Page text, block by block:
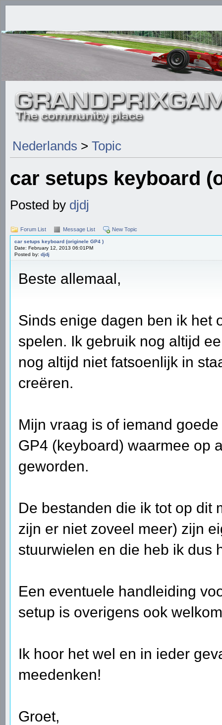
Nederlands > Topic
car setups keyboard
Posted by djdj
Forum List Message List New Topic
car setups keyboard (originele GP4 )
Date: February 12, 2013 06:01PM
Posted by: djdj
Beste allemaal,
Sinds enige dagen ben ik het
spelen. Ik gebruik nog altijd
nog altijd niet fatsoenlijk in
creëren.
Mijn vraag is of iemand
GP4 (keyboard) waarmee op
geworden.
De bestanden die ik tot op dit
zijn er niet zoveel meer) zijn
stuurwielen en die heb ik dus
Een eventuele handleiding
setup is overigens ook
Ik hoor het wel en in ieder
meedenken!
Groet,